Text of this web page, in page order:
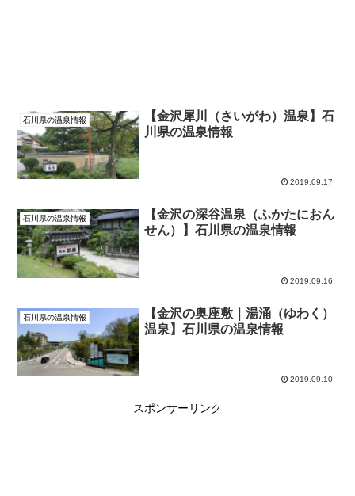
石川県の温泉情報
【金沢犀川（さいがわ）温泉】石
川県の温泉情報
2019.09.17
石川県の温泉情報
【金沢の深谷温泉（ふかたにおん
せん）】石川県の温泉情報
2019.09.16
石川県の温泉情報
【金沢の奥座敷｜湯涌（ゆわく）
温泉】石川県の温泉情報
2019.09.10
スポンサーリンク